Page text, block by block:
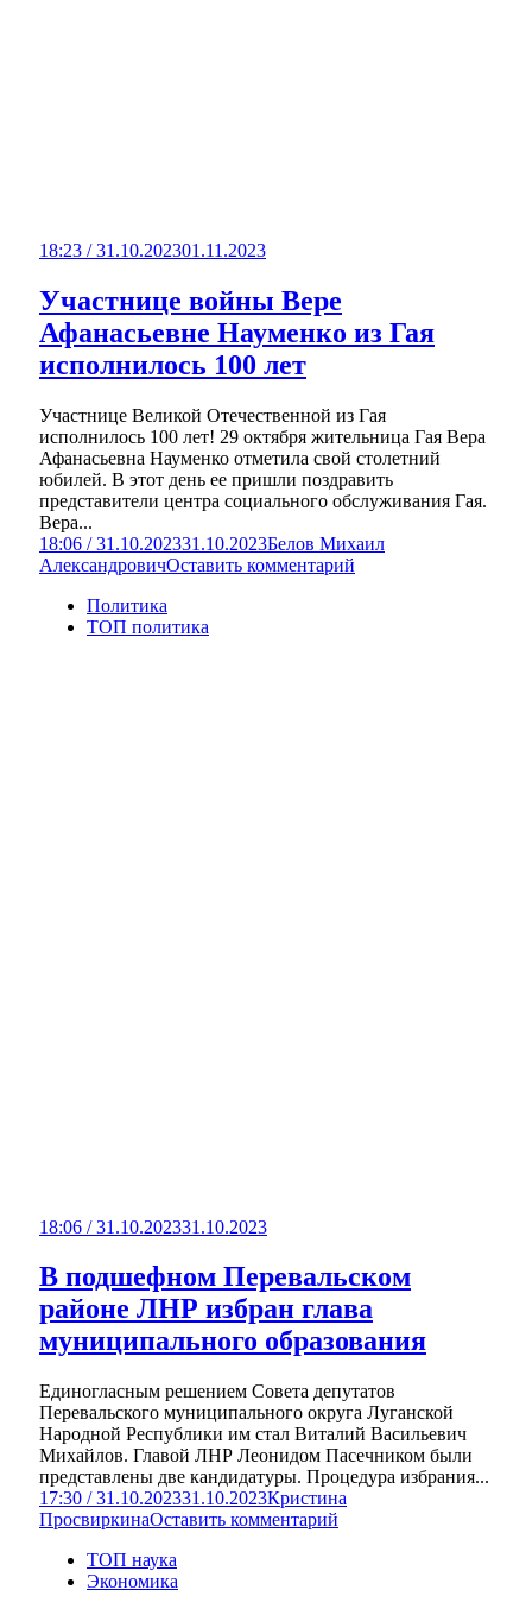
18:23 / 31.10.202301.11.2023
Участнице войны Вере
Афанасьевне Науменко из Гая
исполнилось 100 лет
Участнице Великой Отечественной из Гая
исполнилось 100 лет! 29 октября жительница Гая Вера
Афанасьевна Науменко отметила свой столетний
юбилей. В этот день ее пришли поздравить
представители центра социального обслуживания Гая.
Вера...
18:06 / 31.10.202331.10.2023Белов Михаил
АлександровичОставить комментарий
Политика
ТОП политика
18:06 / 31.10.202331.10.2023
В подшефном Перевальском
районе ЛНР избран глава
муниципального образования
Единогласным решением Совета депутатов
Перевальского муниципального округа Луганской
Народной Республики им стал Виталий Васильевич
Михайлов. Главой ЛНР Леонидом Пасечником были
представлены две кандидатуры. Процедура избрания...
17:30 / 31.10.202331.10.2023Кристина
ПросвиркинаОставить комментарий
ТОП наука
Экономика